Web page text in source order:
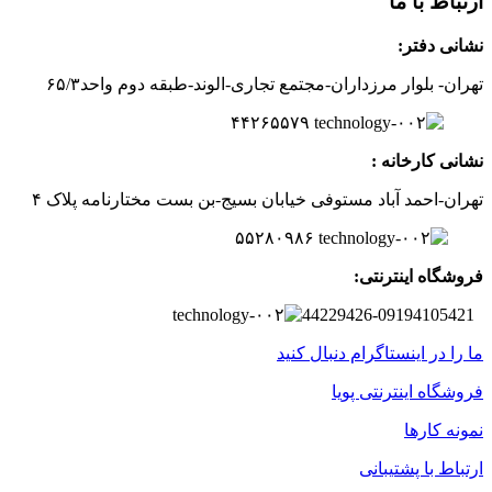
نشانی دفتر:
تهران- بلوار مرزداران-مجتمع تجاری-الوند-طبقه دوم واحد۶ ۵/۳
۲۶۵۵۷۹
نشانی کارخانه :
تهران- احمد آباد مستوفی خیابان بسیج-بن بست مختارنامه پلاک ۴
فروشگاه اینترنتی:
44229426-09194105421
ما را در اینستاگرام دنبال کنید
فروشگاه اینترنتی پویا
نمونه کارها
ارتباط با پشتیبانی